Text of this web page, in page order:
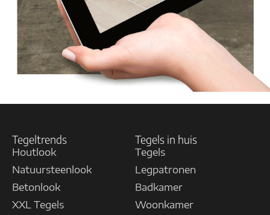
Tegeltrends
Houtlook
Natuursteenlook
Betonlook
XXL Tegels
Tegels in huis
Tegels
Legpatronen
Badkamer
Woonkamer